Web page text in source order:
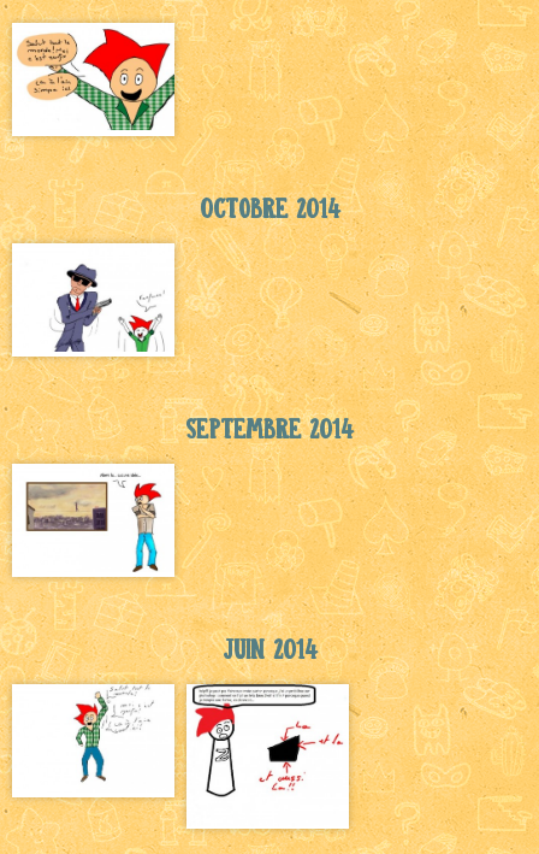
Octobre 2014
Septembre 2014
Juin 2014